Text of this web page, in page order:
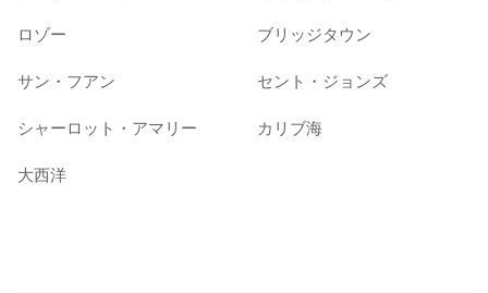
ロゾー ブリッジタウン
サン・フアン セント・ジョンズ
シャーロット・アマリー カリブ海
大西洋